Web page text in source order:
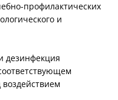
профилактических
и
дезинфекция